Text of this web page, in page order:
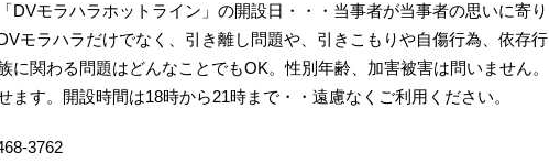
DVモラハラホットライン」の開設日・・・当事者が当事者の思いに寄り
モラハラだけでなく、引き離し問題や、引きこもりや自傷行為、依存行
に関わる問題はどんなことでもOK。性別年齢、加害被害は問いません。
ます。開設時間は18時から21時まで・・遠慮なくご利用ください。
3762